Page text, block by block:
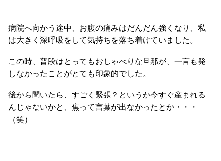
病院へ向かう途中、お腹の痛みはだんだん強くなり、私
は大きく深呼吸をして気持ちを落ち着けていました。
この時、普段はとってもおしゃべりな旦那が、一言も発
しなかったことがとても印象的でした。
後から聞いたら、すごく緊張？というか今すぐ産まれる
んじゃないかと、焦って言葉が出なかったとか・・・
（笑）